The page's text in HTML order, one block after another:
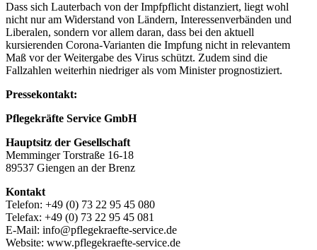
Dass sich Lauterbach von der Impfpflicht distanziert, liegt wohl
nicht nur am Widerstand von Ländern, Interessenverbänden und
Liberalen, sondern vor allem daran, dass bei den aktuell
kursierenden Corona-Varianten die Impfung nicht in relevantem
Maß vor der Weitergabe des Virus schützt. Zudem sind die
Fallzahlen weiterhin niedriger als vom Minister prognostiziert.
Pressekontakt:
Pflegekräfte Service GmbH
Hauptsitz der Gesellschaft
Memminger Torstraße 16-18
89537 Giengen an der Brenz
Kontakt
Telefon: +49 (0) 73 22 95 45 080
Telefax: +49 (0) 73 22 95 45 081
E-Mail: info@pflegekraefte-service.de
Website: www.pflegekraefte-service.de